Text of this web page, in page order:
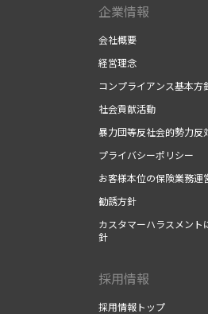
企業情報
会社概要
経営理念
コンプライアンス基本方
社会貢献活動
暴力団等反社会的勢力反
プライバシーポリシー
お客様本位の保険業務運
勧誘方針
カスタマーハラスメント
針
採用情報
採用情報トップ